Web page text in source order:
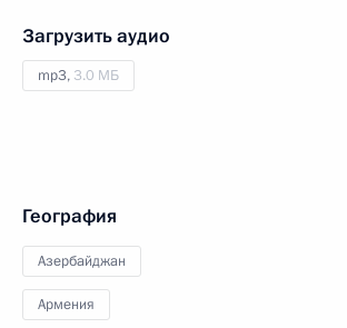
Загрузить аудио
mp3, 3.0 МБ
География
Азербайджан
Армения